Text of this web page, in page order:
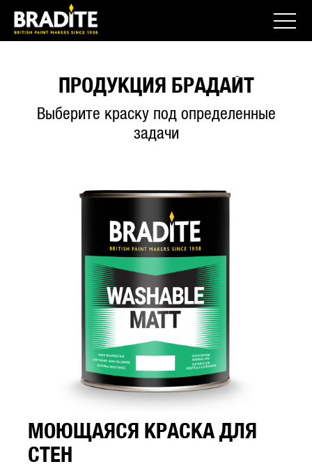
ПРОДУКЦИЯ БРАДАЙТ
Выберите краску под определенные
задачи
МОЮЩАЯСЯ КРАСКА ДЛЯ
СТЕН